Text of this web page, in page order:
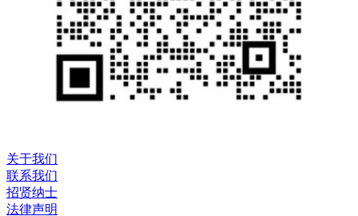
关于我们
联系我们
招贤纳士
法律声明